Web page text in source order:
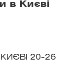
20-26
в Києві